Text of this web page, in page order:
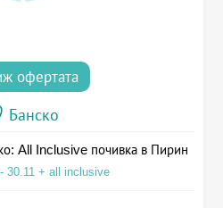
офертата
Банско
All Inclusive почивка в Пирин
30.11 + all inclusive